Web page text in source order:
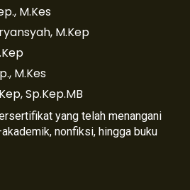
M.Kes
M.Kep
M.Kes
Sp.Kep.MB
yang telah menangani
nonfiksi, hingga buku